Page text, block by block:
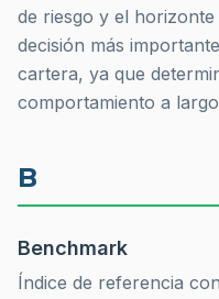
de riesgo y el
decisión más
cartera, ya que
comportamiento a
B
Benchmark
Índice de referencia